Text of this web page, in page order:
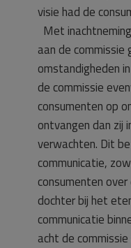
visie had de
Met
aan de
omstandigheden
de commissie
consumenten op
ontvangen dan zij
verwachten. Dit
communicatie,
consumenten
dochter bij het
communicatie
acht de